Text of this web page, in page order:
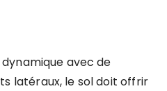
avec de
latéraux, le sol doit offrir